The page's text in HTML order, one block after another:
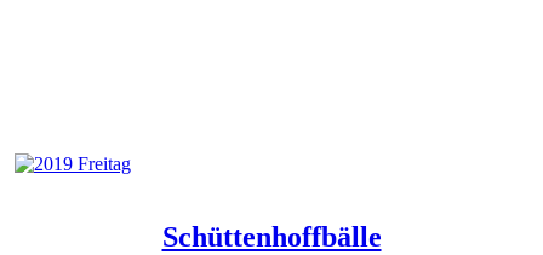
Schüttenhoffbälle